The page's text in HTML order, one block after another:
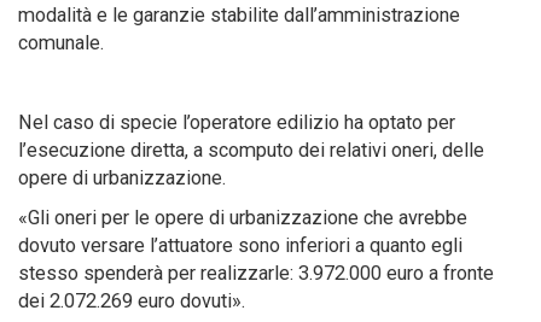
modalità e le garanzie stabilite dall’amministrazione
comunale.
Nel caso di specie l’operatore edilizio ha optato per
l’esecuzione diretta, a scomputo dei relativi oneri, delle
opere di urbanizzazione.
«Gli oneri per le opere di urbanizzazione che avrebbe
dovuto versare l’attuatore sono inferiori a quanto egli
stesso spenderà per realizzarle: 3.972.000 euro a fronte
dei 2.072.269 euro dovuti».